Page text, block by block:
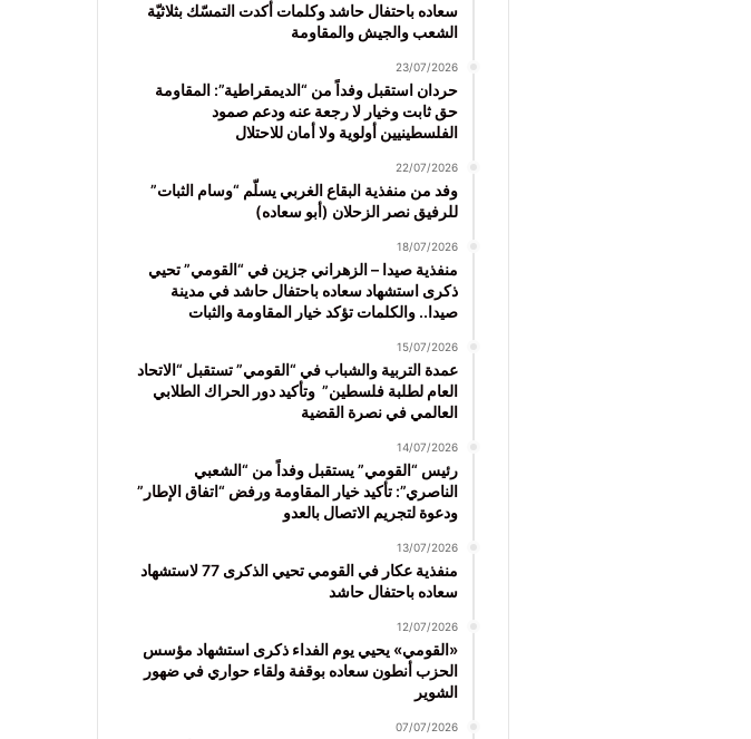
سعاده باحتفال حاشد وكلمات أكدت التمسّك بثلاثيّة
الشعب والجيش والمقاومة
23/07/2026
حردان استقبل وفداً من “الديمقراطية”: المقاومة
حق ثابت وخيار لا رجعة عنه ودعم صمود
الفلسطينيين أولوية ولا أمان للاحتلال
22/07/2026
وفد من منفذية البقاع الغربي يسلّم “وسام الثبات”
للرفيق نصر الزحلان (أبو سعاده)
18/07/2026
منفذية صيدا – الزهراني جزين في “القومي” تحيي
ذكرى استشهاد سعاده باحتفال حاشد في مدينة
صيدا.. والكلمات تؤكد خيار المقاومة والثبات
15/07/2026
عمدة التربية والشباب في “القومي” تستقبل “الاتحاد
العام لطلبة فلسطين” وتأكيد دور الحراك الطلابي
العالمي في نصرة القضية
14/07/2026
رئيس “القومي” يستقبل وفداً من “الشعبي
الناصري”: تأكيد خيار المقاومة ورفض “اتفاق الإطار”
ودعوة لتجريم الاتصال بالعدو
13/07/2026
منفذية عكار في القومي تحيي الذكرى 77 لاستشهاد
سعاده باحتفال حاشد
12/07/2026
«القومي» يحيي يوم الفداء ذكرى استشهاد مؤسس
الحزب أنطون سعاده بوقفة ولقاء حواري في ضهور
الشوير
07/07/2026